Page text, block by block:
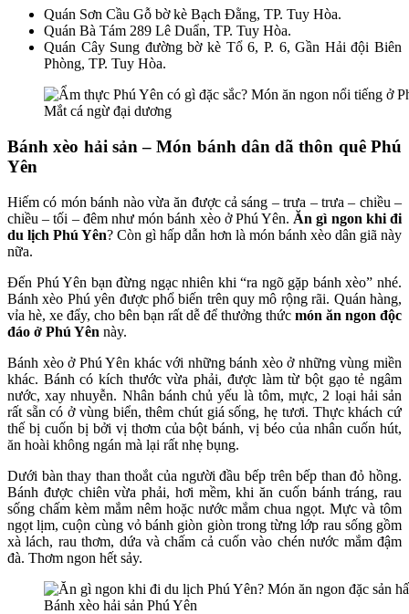
Quán Sơn Cầu Gỗ bờ kè Bạch Đằng, TP. Tuy Hòa.
Quán Bà Tám 289 Lê Duẩn, TP. Tuy Hòa.
Quán Cây Sung đường bờ kè Tổ 6, P. 6, Gần Hải đội Biên
Phòng, TP. Tuy Hòa.
Mắt cá ngừ đại dương
Bánh xèo hải sản – Món bánh dân dã thôn quê Phú
Yên
Hiếm có món bánh nào vừa ăn được cả sáng – trưa – trưa – chiều –
chiều – tối – đêm như món bánh xèo ở Phú Yên. Ăn gì ngon khi đi
du lịch Phú Yên? Còn gì hấp dẫn hơn là món bánh xèo dân giã này
nữa.
Đến Phú Yên bạn đừng ngạc nhiên khi “ra ngõ gặp bánh xèo” nhé.
Bánh xèo Phú yên được phổ biến trên quy mô rộng rãi. Quán hàng,
vỉa hè, xe đẩy, cho bên bạn rất dễ để thưởng thức món ăn ngon độc
đáo ở Phú Yên này.
Bánh xèo ở Phú Yên khác với những bánh xèo ở những vùng miền
khác. Bánh có kích thước vừa phải, được làm từ bột gạo tẻ ngâm
nước, xay nhuyễn. Nhân bánh chủ yếu là tôm, mực, 2 loại hải sản
rất sẵn có ở vùng biển, thêm chút giá sống, hẹ tươi. Thực khách cứ
thế bị cuốn bị bởi vị thơm của bột bánh, vị béo của nhân cuốn hút,
ăn hoài không ngán mà lại rất nhẹ bụng.
Dưới bàn thay than thoắt của người đầu bếp trên bếp than đỏ hồng.
Bánh được chiên vừa phải, hơi mềm, khi ăn cuốn bánh tráng, rau
sống chấm kèm mắm nêm hoặc nước mắm chua ngọt. Mực và tôm
ngọt lịm, cuộn cùng vỏ bánh giòn giòn trong từng lớp rau sống gồm
xà lách, rau thơm, dứa và chấm cả cuốn vào chén nước mắm đậm
đà. Thơm ngon hết sảy.
Bánh xèo hải sản Phú Yên